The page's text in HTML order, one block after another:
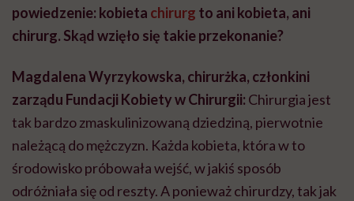
powiedzenie: kobieta chirurg to ani kobieta, ani
chirurg. Skąd wzięło się takie przekonanie?
Magdalena Wyrzykowska, chirurżka, członkini
zarządu Fundacji Kobiety w Chirurgii: Chirurgia jest
tak bardzo zmaskulinizowaną dziedziną, pierwotnie
należącą do mężczyzn. Każda kobieta, która w to
środowisko próbowała wejść, w jakiś sposób
odróżniała się od reszty. A ponieważ chirurdzy, tak jak